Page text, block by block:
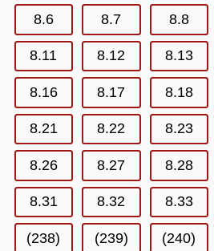
8.6 8.7 8.8
8.11 8.12 8.13
8.16 8.17 8.18
8.21 8.22 8.23
8.26 8.27 8.28
8.31 8.32 8.33
(238) (239) (240)